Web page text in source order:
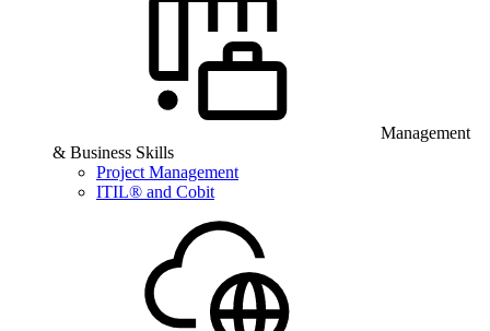
Management
& Business Skills
Project Management
ITIL® and Cobit